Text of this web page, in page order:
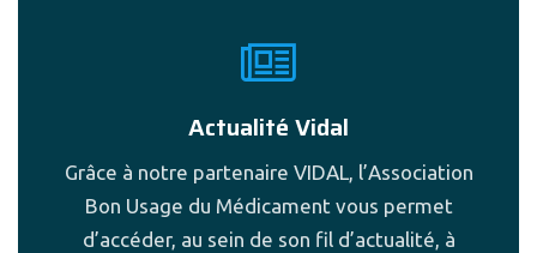
Actualité Vidal
Grâce à notre partenaire VIDAL, l’Association
Bon Usage du Médicament vous permet
d’accéder, au sein de son fil d’actualité, à